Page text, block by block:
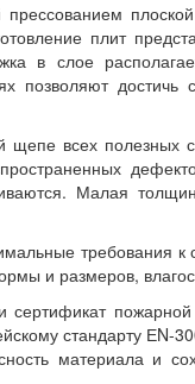
плит
в слое
позволяют достичь
всех полезных
Малая
требования к
и размеров,
стандарту
материала и